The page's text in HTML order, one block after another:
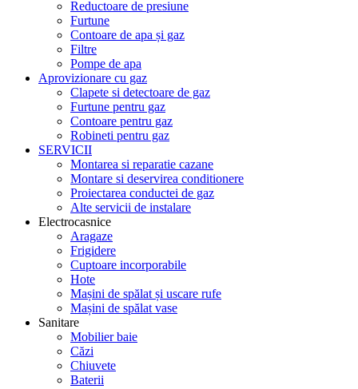
Reductoare de presiune
Furtune
Contoare de apa și gaz
Filtre
Pompe de apa
Aprovizionare cu gaz
Clapete si detectoare de gaz
Furtune pentru gaz
Contoare pentru gaz
Robineti pentru gaz
SERVICII
Montarea si reparatie cazane
Montare si deservirea conditionere
Proiectarea conductei de gaz
Alte servicii de instalare
Electrocasnice
Aragaze
Frigidere
Cuptoare incorporabile
Hote
Mașini de spălat și uscare rufe
Mașini de spălat vase
Sanitare
Mobilier baie
Căzi
Chiuvete
Baterii